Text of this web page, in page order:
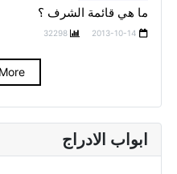
ابواب الادراج
ما هي قائمة الشرف ؟
2013-10-14
32298